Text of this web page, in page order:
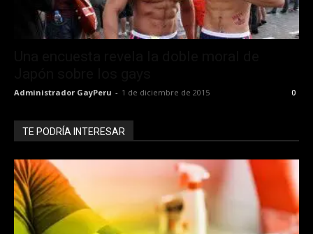
Administrador GayPeru - 1 de diciembre de 2015 0
TE PODRÍA INTERESAR